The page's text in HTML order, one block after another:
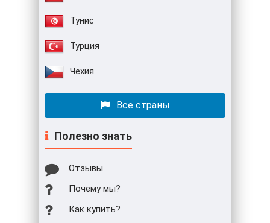
Тунис
Турция
Чехия
Все страны
Полезно знать
Отзывы
Почему мы?
Как купить?